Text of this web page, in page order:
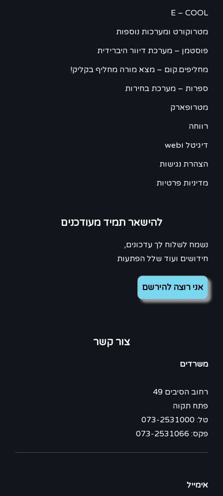
E – COOL
מטרוקורט ומערכות נוספות
פוסטמן – מערכת דיוור היברידית
מחליפים.קום – מצא מורה מחליף בקליק!
ספרות – מערכת בחירות
מטרופארק
רווחה
דיגיטל וweb
הצהרת נגישות
מדיניות פרטיות
להישאר תמיד מעודכנים
נשמח לשלוח לך עדכונים,
חידושים ועוד שלל הפתעות
צור קשר
משרדים
רחוב הסיבים 49
פתח תקוה
טל: 073-2531000
פקס: 073-2531066
אימייל